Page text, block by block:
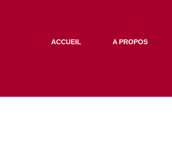
ACCUEIL A PROPOS